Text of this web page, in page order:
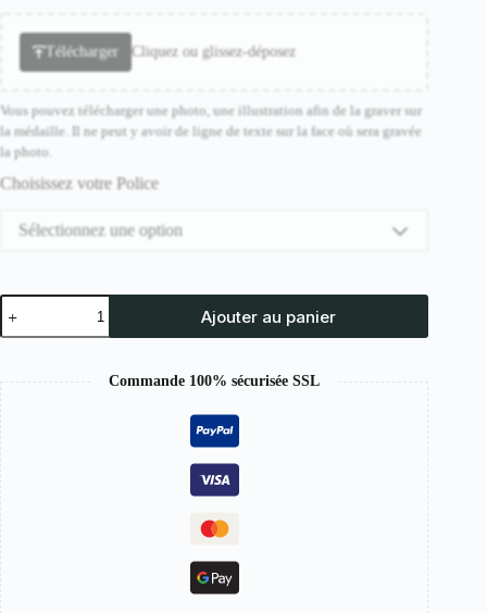
Télécharger Cliquez ou glissez-déposez
Vous pouvez télécharger une photo, une illustration afin de la graver sur
la médaille. Il ne peut y avoir de ligne de texte sur la face où sera gravée
la photo.
Choisissez votre Police
Sélectionnez une option
Ajouter au panier
Commande 100% sécurisée SSL